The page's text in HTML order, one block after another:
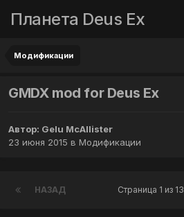
Планета Deus Ex
Модификации
GMDX mod for Deus Ex
Автор: Gelu McAllister
23 июня 2015 в Модификации
НАЗАД Страница 1 из 13